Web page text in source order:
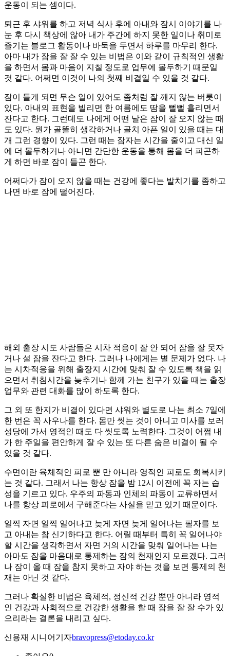
운동이 되는 셈이다.
퇴근 후 샤워를 하고 저녁 식사 후에 아내와 잠시 이야기를 나
눈 후 다시 책상에 않아 내가 주간에 하지 못한 일이나 취미로
즐기는 블로그 활동이나 바둑을 두면서 하루를 마무리 한다.
아마 내가 잠을 잘 잘 수 있는 비법은 이와 같이 규칙적인 생활
을 하면서 몸과 마음이 지칠 정도로 업무에 몰두하기 때문일
것 같다. 어쩌면 이것이 나의 첫째 비결일 수 있을 것 같다.
잠이 들게 되면 무슨 일이 있어도 좀처럼 잘 깨지 않는 버릇이
있다. 아내의 표현을 빌리면 한 여름에도 땀을 뻘뻘 흘리면서
잔다고 한다. 그런데도 나에게 어떤 날은 잠이 잘 오지 않는 때
도 있다. 뭔가 골똘히 생각하거나 골치 아픈 일이 있을 때는 대
개 그런 경향이 있다. 그런 때는 잠자는 시간을 줄이고 대신 일
에 더 몰두하거나 아니면 간단한 운동을 통해 몸을 더 피곤하
게 하면 바로 잠이 들곤 한다.
어쩌다가 잠이 오지 않을 때는 건강에 좋다는 발치기를 좀하고
나면 바로 잠에 떨어진다.
해외 출장 시도 사람들은 시차 적응이 잘 안 되어 잠을 잘 못자
거나 설 잠을 잔다고 한다. 그러나 나에게는 별 문제가 없다. 나
는 시차적응을 위해 출장지 시간에 맞춰 잘 수 있도록 책을 읽
으면서 취침시간을 늦추거나 함께 가는 친구가 있을 때는 출장
업무와 관련 대화를 많이 하도록 한다.
그 외 또 한지가 비결이 있다면 샤워와 별도로 나는 최소 7일에
한 번은 꼭 사우나를 한다. 몸만 씻는 것이 아니고 미사를 보러
성당에 가서 영적인 때도 다 씻도록 노력한다. 그것이 어쩜 내
가 한 주일을 편안하게 잘 수 있는 또 다른 숨은 비결이 될 수
있을 것 같다.
수면이란 육체적인 피로 뿐 만 아니라 영적인 피로도 회복시키
는 것 같다. 그래서 나는 항상 잠을 밤 12시 이전에 꼭 자는 습
성을 기르고 있다. 우주의 파동과 인체의 파동이 교류하면서
나를 항상 피로에서 구해준다는 사실을 믿고 있기 때문이다.
일찍 자면 일찍 일어나고 늦게 자면 늦게 일어나는 필자를 보
고 아내는 참 신기하다고 한다. 어릴 때부터 특히 꼭 일어나야
할 시간을 생각하면서 자면 거의 시간을 맞춰 일어나는 나는
아마도 잠을 마음대로 통제하는 잠의 천재인지 모르겠다. 그러
나 잠이 올 때 잠을 참지 못하고 자야 하는 것을 보면 통제의 천
재는 아닌 것 같다.
그러나 확실한 비법은 육체적, 정신적 건강 뿐만 아니라 영적
인 건강과 사회적으로 건강한 생활을 할 때 잠을 잘 잘 수가 있
으리라는 결론을 내리고 싶다.
신용재 시니어기자bravopress@etoday.co.kr